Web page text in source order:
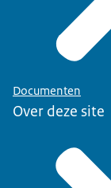
Documenten
Over deze site